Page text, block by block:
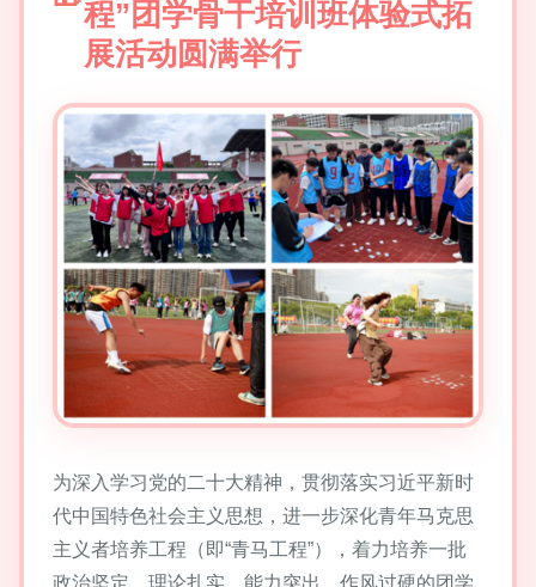
程”团学骨干培训班体验式拓
展活动圆满举行
为深入学习党的二十大精神，贯彻落实习近平新时
代中国特色社会主义思想，进一步深化青年马克思
主义者培养工程（即“青马工程”），着力培养一批
政治坚定、理论扎实、能力突出、作风过硬的团学